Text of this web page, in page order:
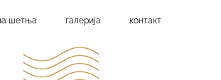
шетња галерија контакт